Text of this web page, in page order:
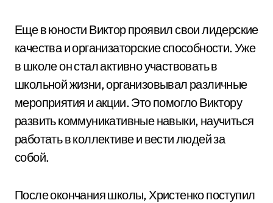
Еще в юности Виктор проявил свои лидерские
качества и организаторские способности. Уже
в школе он стал активно участвовать в
школьной жизни, организовывал различные
мероприятия и акции. Это помогло Виктору
развить коммуникативные навыки, научиться
работать в коллективе и вести людей за
собой.
После окончания школы, Христенко поступил